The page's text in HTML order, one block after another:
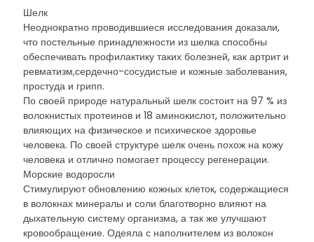
Шелк
Неоднократно проводившиеся исследования доказали,
что постельные принадлежности из шелка способны
обеспечивать профилактику таких болезней, как артрит и
ревматизм,сердечно-сосудистые и кожные заболевания,
простуда и грипп.
По своей природе натуральный шелк состоит на 97 % из
волокнистых протеинов и 18 аминокислот, положительно
влияющих на физическое и психическое здоровье
человека. По своей структуре шелк очень похож на кожу
человека и отлично помогает процессу регенерации.
Морские водоросли
Стимулируют обновлению кожных клеток, содержащиеся
в волокнах минералы и соли благотворно влияют на
дыхательную систему организма, а так же улучшают
кровообращение. Одеяла с наполнителем из волокон